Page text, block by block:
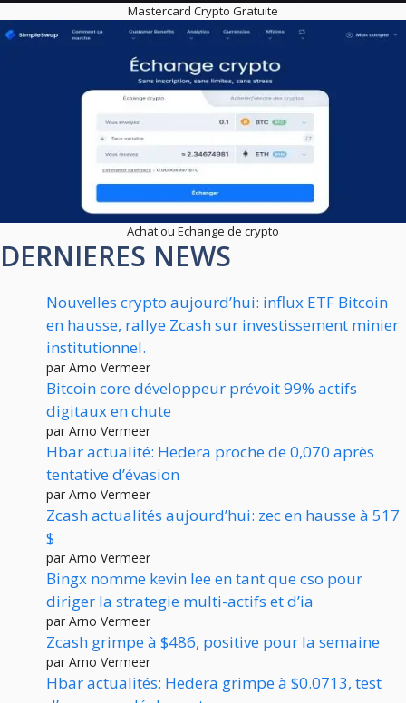
Mastercard Crypto Gratuite
Achat ou Echange de crypto
DERNIERES NEWS
Nouvelles crypto aujourd’hui: influx ETF Bitcoin
en hausse, rallye Zcash sur investissement minier
institutionnel.
par Arno Vermeer
Bitcoin core développeur prévoit 99% actifs
digitaux en chute
par Arno Vermeer
Hbar actualité: Hedera proche de 0,070 après
tentative d’évasion
par Arno Vermeer
Zcash actualités aujourd’hui: zec en hausse à 517
$
par Arno Vermeer
Bingx nomme kevin lee en tant que cso pour
diriger la strategie multi-actifs et d’ia
par Arno Vermeer
Zcash grimpe à $486, positive pour la semaine
par Arno Vermeer
Hbar actualités: Hedera grimpe à $0.0713, test